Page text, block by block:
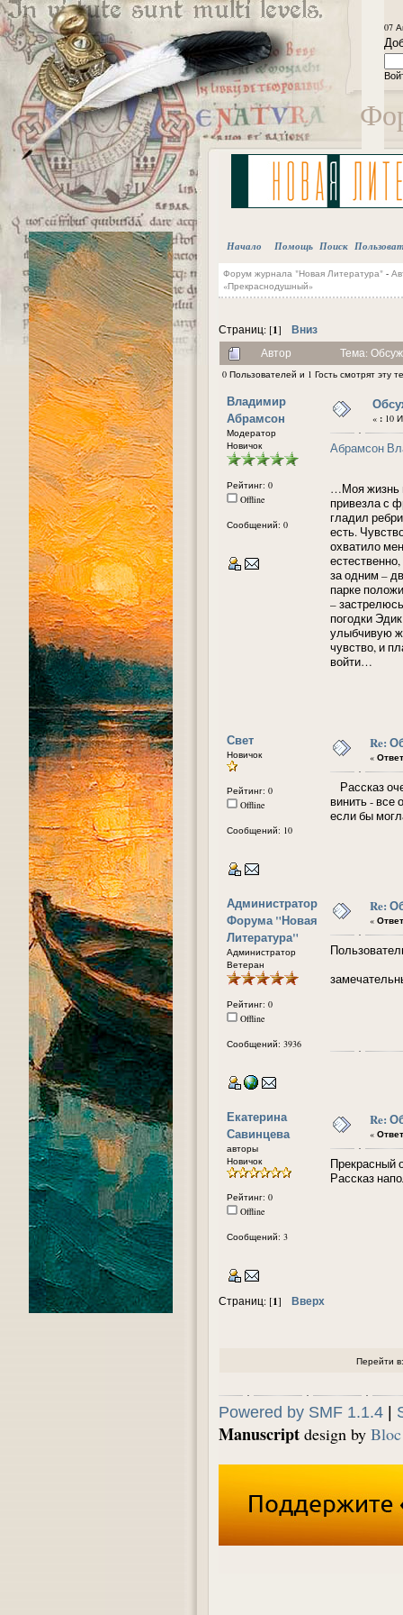
07
Начало Помощь Поиск
Форум журнала "Новая Литература"-
«Прекраснодушный»
Страниц: [1] Вниз
Автор Тема:
0 Пользователей и 1 Гость смотрят эту
Владимир
Абрамсон
Модератор
Новичок
Рейтинг: 0
Offline
Сообщений: 0
« : 10
Абрамсон
…Моя жизнь
привезла с
гладил
есть.
охватило
за одним –
парке
–
погодки
улыбчивую
чувство, и
войти…
Свет
Новичок
Рейтинг: 0
Offline
Сообщений: 10
Re:
«
Рассказ
винить - все
если бы
Администратор
Форума "Новая
Литература"
Администратор
Ветеран
Рейтинг: 0
Offline
Сообщений: 3936
Re:
«
Екатерина
Савинцева
авторы
Новичок
Рейтинг: 0
Offline
Сообщений: 3
Re:
«
Прекрасный
Рассказ
Страниц: [1] Вверх
Перейти в:
Powered by SMF 1.1.4 |
Manuscript design by Bloc